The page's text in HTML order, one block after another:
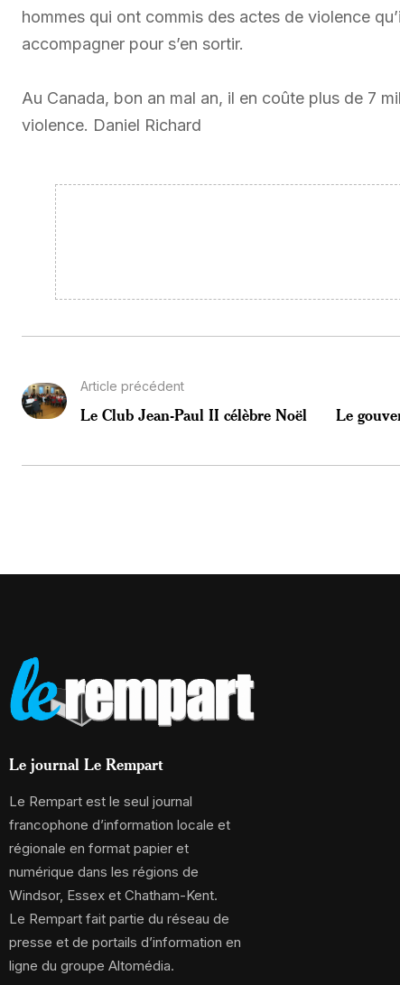
hommes qui ont commis des actes de violence
accompagner pour s’en sortir.
Au Canada, bon an mal an, il en coûte plus de 7
violence. Daniel Richard
Article précédent
Le Club Jean-Paul II célèbre Noël Le
Le journal Le Rempart
Le Rempart est le seul journal
francophone d’information locale et
régionale en format papier et
numérique dans les régions de
Windsor, Essex et Chatham-Kent.
Le Rempart fait partie du réseau de
presse et de portails d’information en
ligne du groupe Altomédia.